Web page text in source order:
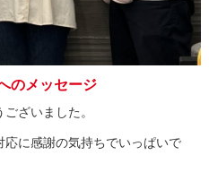
メッセージ
ざいました。
に感謝の気持ちでいっぱいで